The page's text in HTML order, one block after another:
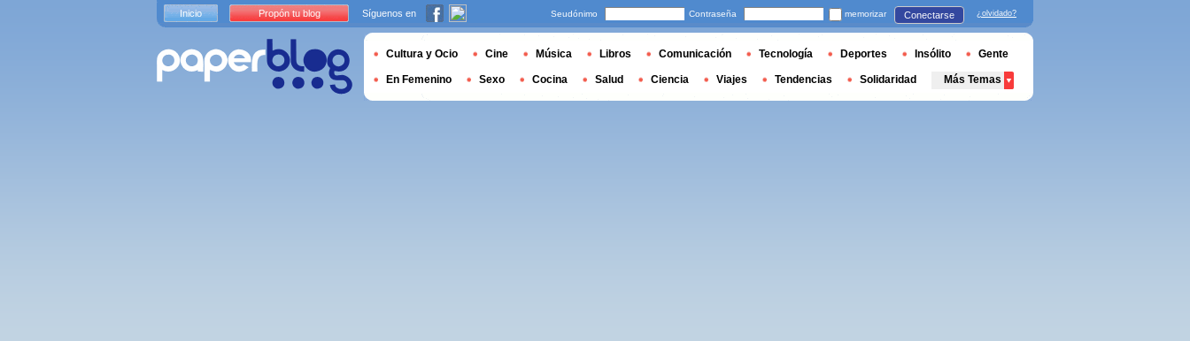
Inicio Propón tu blog Síguenos en Seudónimo Contraseña memorizar Conectarse ¿olvidado?
Cultura y Ocio Cine Música Libros Comunicación Tecnología Deportes Insólito Gente
En Femenino Sexo Cocina Salud Ciencia Viajes Tendencias Solidaridad Más Temas